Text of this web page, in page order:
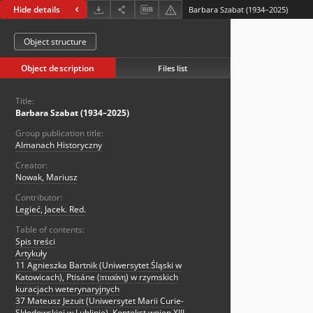
Hide details Barbara Szabat (1934–2025)
Object structure
Object description Files list
Title:
Barbara Szabat (1934–2025)
Group publication title:
Almanach Historyczny
Creator:
Nowak, Mariusz
Contributor:
Legieć, Jacek. Red.
Table of contents:
Spis treści
Artykuły
11 Agnieszka Bartnik (Uniwersytet Śląski w
Katowicach), Ptisáne (πτισάνη) w rzymskich
kuracjach weterynaryjnych
37 Mateusz Jezuit (Uniwersytet Marii Curie-